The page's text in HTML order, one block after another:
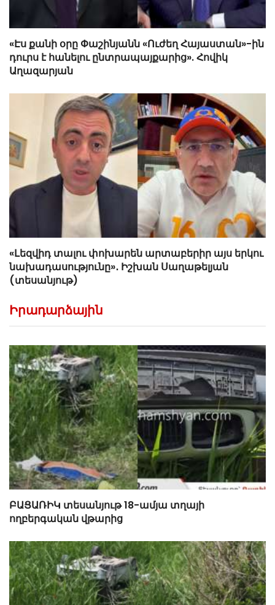
«Էս քանի օրը Փաշինյանն «Ուժեղ Հայաստան»-ին
դուրս է հանելու ընտրապայքարից». Հովիկ
Աղազարյան
«Լեզվիդ տալու փոխարեն արտաբերիր այս երկու
նախադասությունը»․ Իշխան Սաղաթելյան
(տեսանյութ)
Իրադարձային
ԲԱՑԱՌԻԿ տեսանյութ 18-ամյա տղայի
ողբերգական վթարից